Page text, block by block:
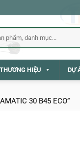
THƯƠNG HIỆU DỰ
30 B45 ECO”